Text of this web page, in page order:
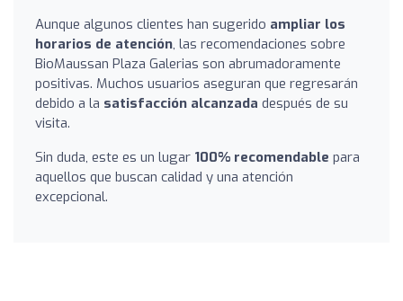
Aunque algunos clientes han sugerido ampliar los
horarios de atención, las recomendaciones sobre
BioMaussan Plaza Galerias son abrumadoramente
positivas. Muchos usuarios aseguran que regresarán
debido a la satisfacción alcanzada después de su
visita.
Sin duda, este es un lugar 100% recomendable para
aquellos que buscan calidad y una atención
excepcional.